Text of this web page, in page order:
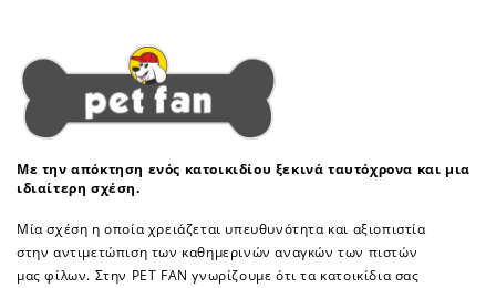
Με την απόκτηση ενός κατοικιδίου ξεκινά ταυτόχρονα και μια
ιδιαίτερη σχέση.
Μία σχέση η οποία χρειάζεται υπευθυνότητα και αξιοπιστία
στην αντιμετώπιση των καθημερινών αναγκών των πιστών
μας φίλων. Στην PET FAN γνωρίζουμε ότι τα κατοικίδια σας